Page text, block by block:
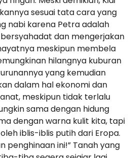
sesuai tata cara yang
nabi karena Petra adalah
dan mengerjakan
meskipun membela
hilangnya kuburan
yang kemudian
dalam hal ekonomi dan
meskipun tidak terlalu
sama dengan hidung
dengan warna kulit kita, tapi
iblis-iblis putih dari Eropa.
penghinaan ini!” Tanah yang